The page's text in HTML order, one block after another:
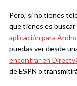
Pero, si no tienes
que tienes es buscar
aplicación para
puedas ver desde
encontrar en
de ESPN o